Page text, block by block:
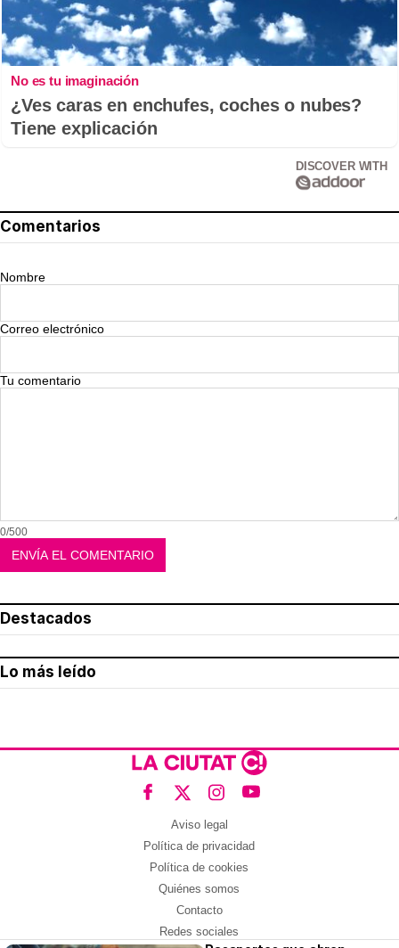
No es tu imaginación
¿Ves caras en enchufes, coches o nubes?
Tiene explicación
DISCOVER WITH
Comentarios
Nombre
Correo electrónico
Tu comentario
0/500
Destacados
Lo más leído
Aviso legal
Política de privacidad
Política de cookies
Quiénes somos
Contacto
Redes sociales